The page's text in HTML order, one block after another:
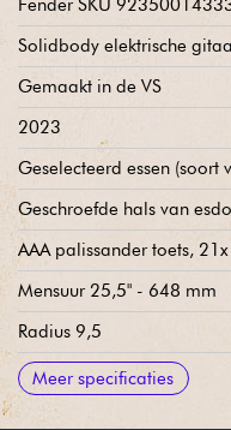
Fender SKU
Solidbody elektrische
Gemaakt in de VS
2023
Geselecteerd essen
Geschroefde hals van
AAA palissander toets,
Mensuur 25,5" - 648 mm
Radius 9,5
Halsbreedte 1e fret 1.650"
Halsbreedte laatste fret
Halsdikte, 1e/12e fret
Fender Custom Shop
microfoon pickups
Hoofdvolume
Hoofdtoon
Pickupschakelaar met 3x
Vaste brug Fender 3-
Body Tele® met
Fender Vintage
Been kam
Nitrocellulose afwerking
Verkocht met Fender
certificaat van echtheid
Meer specificaties